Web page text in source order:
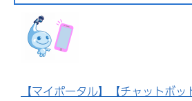
【マイポータル】【チャットボ